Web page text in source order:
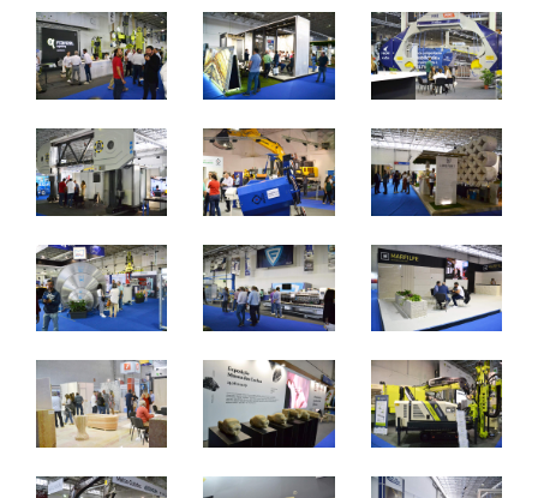
Pavimentos, Revestimentos para a Construção Civil.
Máquinas, Ferramentas e Acessórios.
quarta a sábado - 10h / 19h